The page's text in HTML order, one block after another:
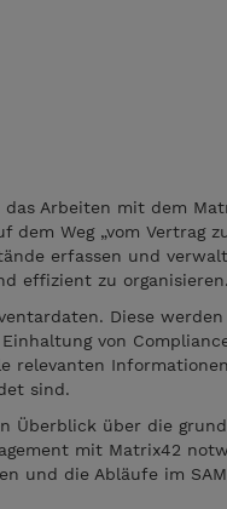
Arbeiten mit dem
dem Weg „vom Vertrag
erfassen und
effizient zu
Diese werden
von
relevanten
sind.
Überblick über die
mit Matrix42
und die Abläufe im